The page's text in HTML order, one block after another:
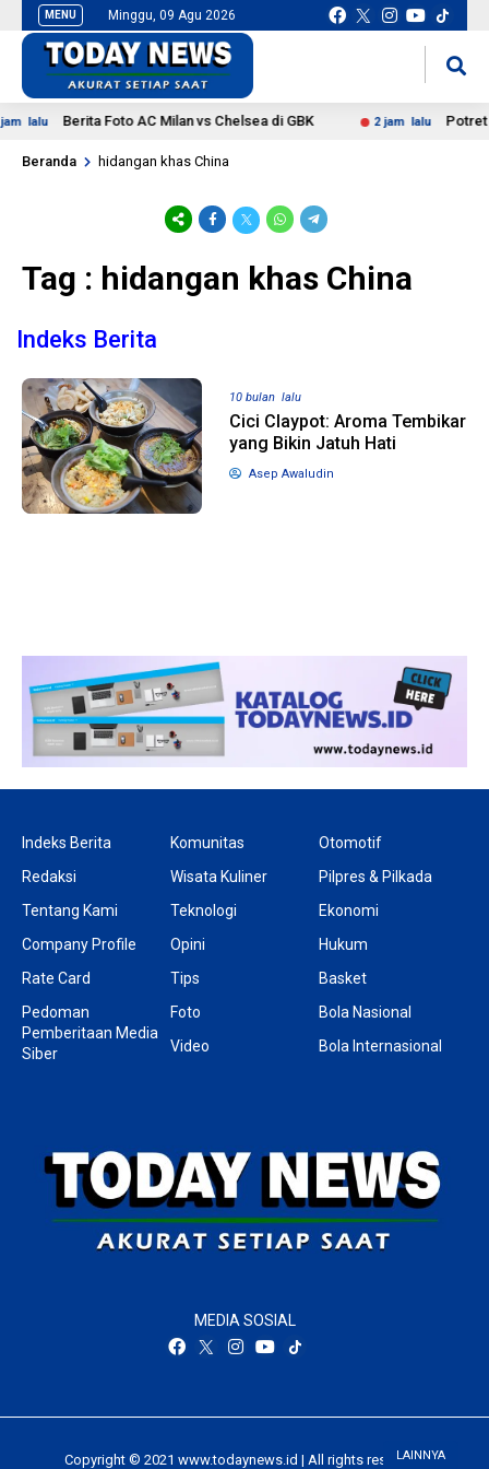
MENU Minggu, 09 Agu 2026
lalu Berita Foto AC Milan vs Chelsea di GBK 2 jam lalu Potret
Beranda hidangan khas China
Tag : hidangan khas China
Indeks Berita
10 bulan lalu
Cici Claypot: Aroma Tembikar
yang Bikin Jatuh Hati
Asep Awaludin
LAINNYA
Indeks Berita
Redaksi
Tentang Kami
Company Profile
Rate Card
Pedoman
Pemberitaan Media
Siber
Komunitas
Wisata Kuliner
Teknologi
Opini
Tips
Foto
Video
Otomotif
Pilpres & Pilkada
Ekonomi
Hukum
Basket
Bola Nasional
Bola Internasional
MEDIA SOSIAL
Copyright © 2021 www.todaynews.id | All rights reserved.